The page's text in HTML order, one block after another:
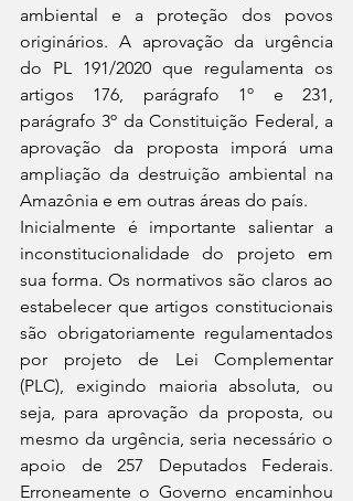
ambiental e a proteção dos povos
originários. A aprovação da urgência
do PL 191/2020 que regulamenta os
artigos 176, parágrafo 1º e 231,
parágrafo 3º da Constituição Federal, a
aprovação da proposta imporá uma
ampliação da destruição ambiental na
Amazônia e em outras áreas do país.
Inicialmente é importante salientar a
inconstitucionalidade do projeto em
sua forma. Os normativos são claros ao
estabelecer que artigos constitucionais
são obrigatoriamente regulamentados
por projeto de Lei Complementar
(PLC), exigindo maioria absoluta, ou
seja, para aprovação da proposta, ou
mesmo da urgência, seria necessário o
apoio de 257 Deputados Federais.
Erroneamente o Governo encaminhou